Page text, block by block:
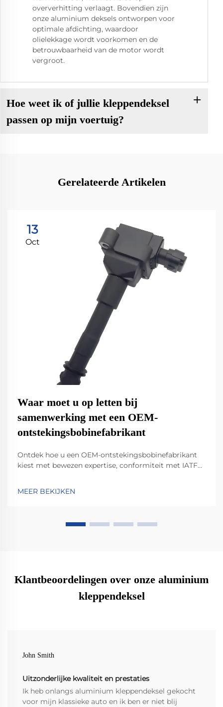
oververhitting verlaagt. Bovendien zijn
onze aluminium deksels ontworpen voor
optimale afdichting, waardoor
olielekkage wordt voorkomen en de
betrouwbaarheid van de motor wordt
vergroot.
Hoe weet ik of jullie kleppendeksel
passen op mijn voertuig?
Gerelateerde Artikelen
13
Oct
Waar moet u op letten bij
samenwerking met een OEM-
ontstekingsbobinefabrikant
Ontdek hoe u een OEM-ontstekingsbobinefabrikant
kiest met bewezen expertise, conformiteit met IATF
volledige evaluatiechecklist.
MEER BEKIJKEN
Klantbeoordelingen over onze aluminium
kleppendeksel
John Smith
Uitzonderlijke kwaliteit en prestaties
Ik heb onlangs aluminium kleppendeksel gekocht
voor mijn klassieke auto en ik ben er niet blij